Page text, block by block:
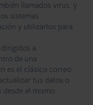
llamados virus, y
sistemas
y utilizarlos para
a
de una
es el clásico correo
tus datos o
el mismo